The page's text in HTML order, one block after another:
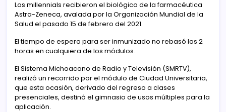
Los millennials recibieron el biológico de la farmacéutica
Astra-Zeneca, avalada por la Organización Mundial de la
Salud el pasado 15 de febrero del 2021.
El tiempo de espera para ser inmunizado no rebasó las 2
horas en cualquiera de los módulos.
El Sistema Michoacano de Radio y Televisión (SMRTV),
realizó un recorrido por el módulo de Ciudad Universitaria,
que esta ocasión, derivado del regreso a clases
presenciales, destinó el gimnasio de usos múltiples para la
aplicación.